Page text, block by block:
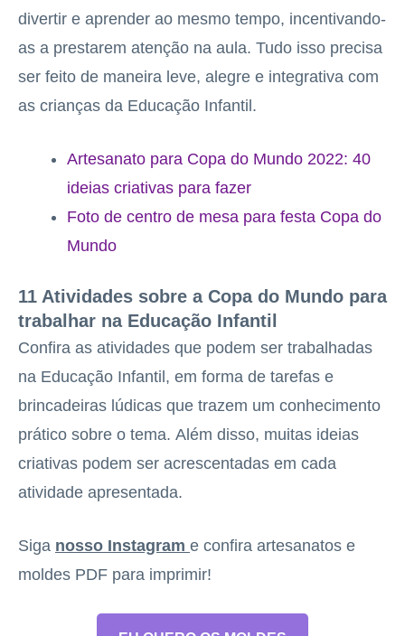
divertir e aprender ao mesmo tempo, incentivando-
as a prestarem atenção na aula. Tudo isso precisa
ser feito de maneira leve, alegre e integrativa com
as crianças da Educação Infantil.
Artesanato para Copa do Mundo 2022: 40
ideias criativas para fazer
Foto de centro de mesa para festa Copa do
Mundo
11 Atividades sobre a Copa do Mundo para
trabalhar na Educação Infantil
Confira as atividades que podem ser trabalhadas
na Educação Infantil, em forma de tarefas e
brincadeiras lúdicas que trazem um conhecimento
prático sobre o tema. Além disso, muitas ideias
criativas podem ser acrescentadas em cada
atividade apresentada.
Siga nosso Instagram e confira artesanatos e
moldes PDF para imprimir!